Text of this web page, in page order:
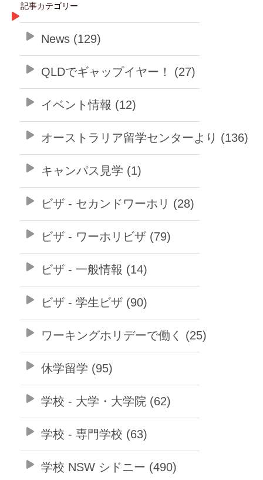
記事カテゴリー
News (129)
QLDでギャップイヤー！ (27)
イベント情報 (12)
オーストラリア留学センターより (136)
キャンパス見学 (1)
ビザ - セカンドワーホリ (28)
ビザ - ワーホリビザ (79)
ビザ - 一般情報 (14)
ビザ - 学生ビザ (90)
ワーキングホリデーで働く (25)
休学留学 (95)
学校 - 大学・大学院 (62)
学校 - 専門学校 (63)
学校 NSW シドニー (490)